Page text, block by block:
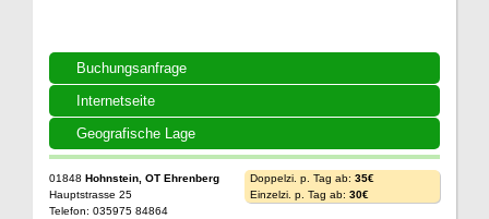
Buchungsanfrage
Internetseite
Geografische Lage
01848 Hohnstein, OT Ehrenberg
Hauptstrasse 25
Telefon: 035975 84864
Doppelzi. p. Tag ab: 35€
Einzelzi. p. Tag ab: 30€